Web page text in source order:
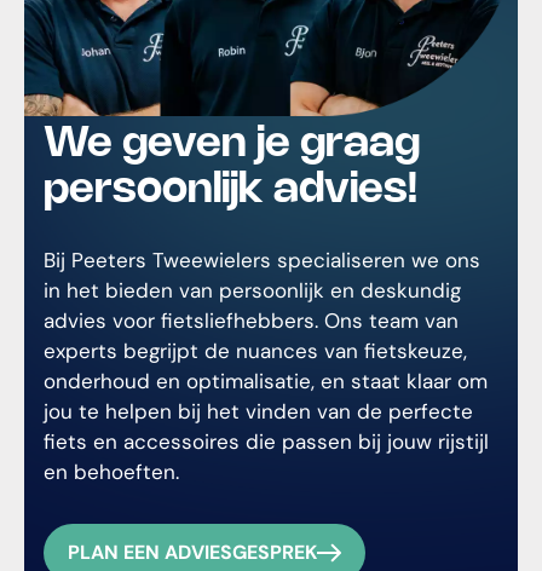
We geven je graag
persoonlijk advies!
Bij Peeters Tweewielers specialiseren we ons
in het bieden van persoonlijk en deskundig
advies voor fietsliefhebbers. Ons team van
experts begrijpt de nuances van fietskeuze,
onderhoud en optimalisatie, en staat klaar om
jou te helpen bij het vinden van de perfecte
fiets en accessoires die passen bij jouw rijstijl
en behoeften.
PLAN EEN ADVIESGESPREK